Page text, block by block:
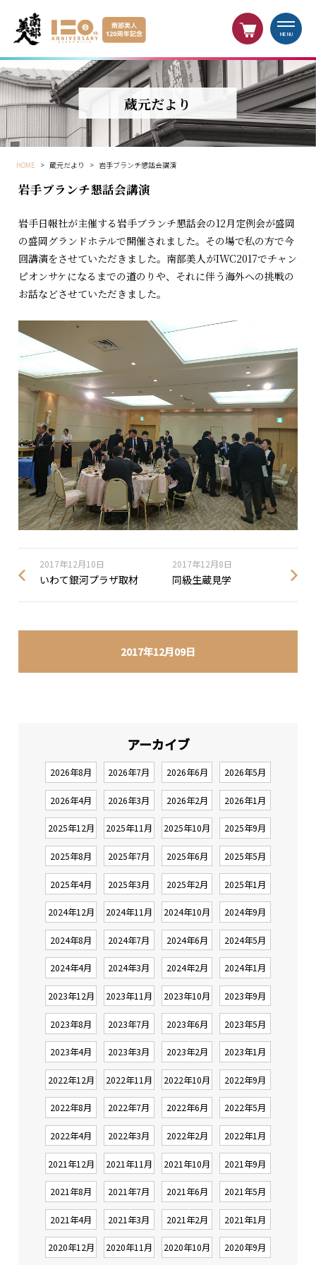
MENU
蔵元だより
HOME > 蔵元だより > 岩手ブランチ懇話会講演
2017年12月09日
岩手ブランチ懇話会講演
岩手日報社が主催する岩手ブランチ懇話会の12月定例会が盛岡
の盛岡グランドホテルで開催されました。その場で私の方で今
回講演をさせていただきました。南部美人がIWC2017でチャン
ピオンサケになるまでの道のりや、それに伴う海外への挑戦の
お話などさせていただきました。
2017年12月10日
いわて銀河プラザ取材
2017年12月8日
同級生蔵見学
アーカイブ
2026年8月 2026年7月 2026年6月 2026年5月
2026年4月 2026年3月 2026年2月 2026年1月
2025年12月 2025年11月 2025年10月 2025年9月
2025年8月 2025年7月 2025年6月 2025年5月
2025年4月 2025年3月 2025年2月 2025年1月
2024年12月 2024年11月 2024年10月 2024年9月
2024年8月 2024年7月 2024年6月 2024年5月
2024年4月 2024年3月 2024年2月 2024年1月
2023年12月 2023年11月 2023年10月 2023年9月
2023年8月 2023年7月 2023年6月 2023年5月
2023年4月 2023年3月 2023年2月 2023年1月
2022年12月 2022年11月 2022年10月 2022年9月
2022年8月 2022年7月 2022年6月 2022年5月
2022年4月 2022年3月 2022年2月 2022年1月
2021年12月 2021年11月 2021年10月 2021年9月
2021年8月 2021年7月 2021年6月 2021年5月
2021年4月 2021年3月 2021年2月 2021年1月
2020年12月 2020年11月 2020年10月 2020年9月